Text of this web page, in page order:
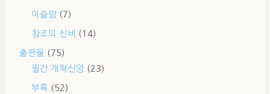
이슬람 (7)
창조의 신비 (14)
출판물 (75)
월간 개혁신앙 (23)
부록 (52)